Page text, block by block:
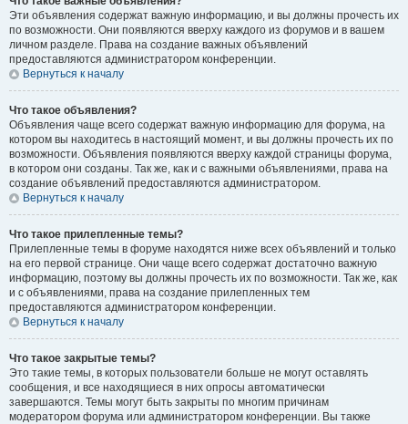
Эти объявления содержат важную информацию, и вы должны прочесть их
по возможности. Они появляются вверху каждого из форумов и в вашем
личном разделе. Права на создание важных объявлений
предоставляются администратором конференции.
Вернуться к началу
Что такое объявления?
Объявления чаще всего содержат важную информацию для форума, на
котором вы находитесь в настоящий момент, и вы должны прочесть их по
возможности. Объявления появляются вверху каждой страницы форума,
в котором они созданы. Так же, как и с важными объявлениями, права на
создание объявлений предоставляются администратором.
Вернуться к началу
Что такое прилепленные темы?
Прилепленные темы в форуме находятся ниже всех объявлений и только
на его первой странице. Они чаще всего содержат достаточно важную
информацию, поэтому вы должны прочесть их по возможности. Так же, как
и с объявлениями, права на создание прилепленных тем
предоставляются администратором конференции.
Вернуться к началу
Что такое закрытые темы?
Это такие темы, в которых пользователи больше не могут оставлять
сообщения, и все находящиеся в них опросы автоматически
завершаются. Темы могут быть закрыты по многим причинам
модератором форума или администратором конференции. Вы также